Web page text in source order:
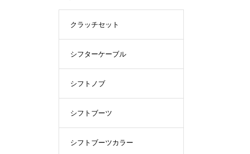
クラッチセット
シフターケーブル
シフトノブ
シフトブーツ
シフトブーツカラー